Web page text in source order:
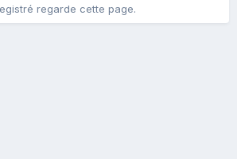
regarde cette page.